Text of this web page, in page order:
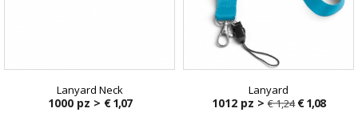
Lanyard Neck
1000 pz > € 1,07
Lanyard
1012 pz > € 1,24 € 1,08